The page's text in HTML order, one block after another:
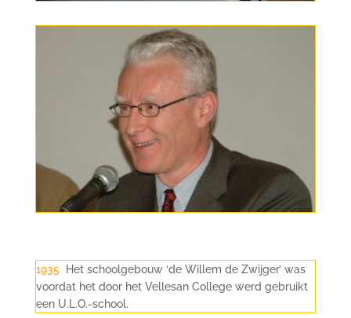
1935Het schoolgebouw ‘de Willem de Zwijger’ was
voordat het door het Vellesan College werd gebruikt
een U.L.O.-school.